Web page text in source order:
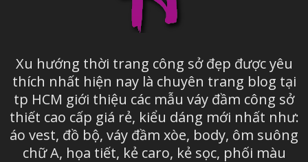
Xu hướng thời trang công sở đẹp được yêu
thích nhất hiện nay là chuyên trang blog tại
tp HCM giới thiệu các mẫu váy đầm công sở
thiết cao cấp giá rẻ, kiểu dáng mới nhất như:
áo vest, đồ bộ, váy đầm xòe, body, ôm suông
chữ A, họa tiết, kẻ caro, kẻ sọc, phối màu